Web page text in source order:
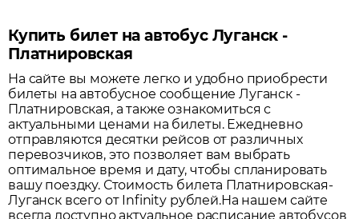
Купить билет на автобус Луганск -
Платнировская
На сайте вы можете легко и удобно приобрести
билеты на автобусное сообщениеЛуганск-
Платнировская, а также ознакомиться с
актуальными ценами на билеты. Ежедневно
отправляются десятки рейсов от различных
перевозчиков, это позволяет вам выбрать
оптимальное время и дату, чтобы спланировать
вашу поездку. Стоимость билета Платнировская-
Луганск всего от Infinity рублей.На нашем сайте
всегда доступно актуальное расписание автобусов